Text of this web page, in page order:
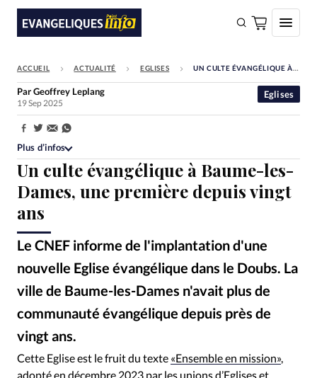
FAIRE UN DON
Faire un don
Eglises
Société
Bible
Toute l'actualité
Se connecter
Devise:CHF
RUBRIQUES
Toute l'actualité
Eglises
Histoire Laicité
Liberté religieuse
ACCUEIL ACTUALITÉ EGLISES UN CULTE ÉVANGÉLIQUE À BAUME-LES-DAMES, UNE PREMIÈRE DEPUIS VINGT ANS
Un culte évangélique à Baume-les-
Dames, une première depuis vingt
ans
Le CNEF informe de l'implantation d'une
nouvelle Eglise évangélique dans le Doubs. La
ville de Baume-les-Dames n'avait plus de
communauté évangélique depuis près de
vingt ans.
Eglises
ParGeoffrey Leplang
19 Sep 2025
Partager:
Plus d’infos
Cette Eglise est le fruit du texte «Ensemble en mission»,
adopté en décembre 2023 par les unions d’Eglises et